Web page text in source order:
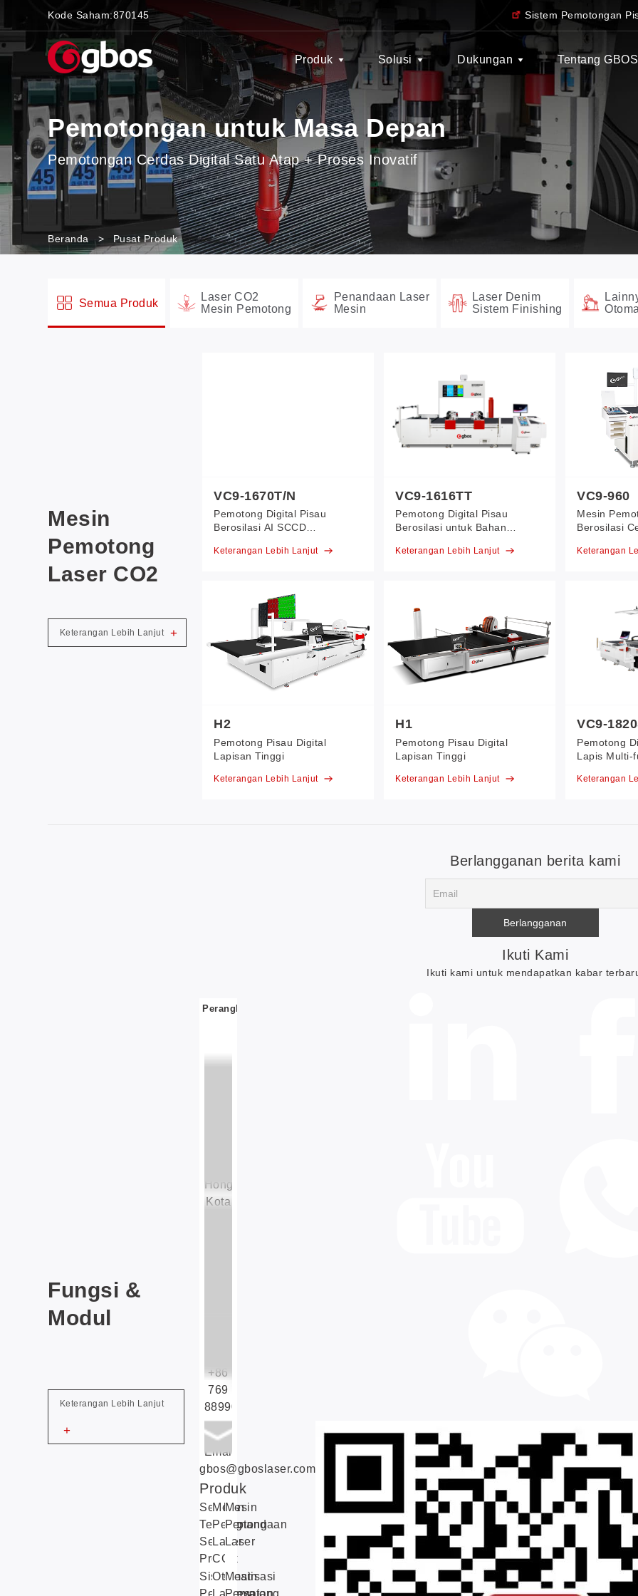
Kode Saham:870145 Sistem Pemotongan
Produk Solusi Dukungan Tentang GBOS
Pemotongan untuk Masa Depan
Pemotongan Cerdas Digital Satu Atap + Proses Inovatif
Beranda > Pusat Produk
Semua Produk
Laser CO2
Mesin Pemotong
Penandaan Laser
Mesin
Laser Denim
Sistem Finishing
Mesin
Pemotong
Laser CO2
Keterangan Lebih Lanjut +
VC9-1670T/N
Pemotong Digital Pisau
Berosilasi AI SCCD
Keterangan Lebih Lanjut
VC9-1616TT
Pemotong Digital Pisau
Berosilasi untuk Bahan
Keterangan Lebih Lanjut
VC9-960
Mesin
Berosilasi
Keterangan
H2
Pemotong Pisau Digital
Lapisan Tinggi
Keterangan Lebih Lanjut
H1
Pemotong Pisau Digital
Lapisan Tinggi
Keterangan Lebih Lanjut
VC9-
Pemotong
Lapis Multi-
Keterangan
Fungsi &
Modul
Keterangan Lebih Lanjut
+
Perangkat
Hongmei,
Kota
+86
769
88990677
Email:
gbos@gboslaser.com
Produk
Sekilas
Tentang
Semua
Produk
Mesin
Pemotong
Laser
CO2
Mesin
Penandaan
Laser
Sistem
Penyelesaian
Otomatisasi
Lainnya
Mesin
Pemotong
Berlangganan berita kami
Ikuti Kami
Ikuti kami untuk mendapatkan kabar